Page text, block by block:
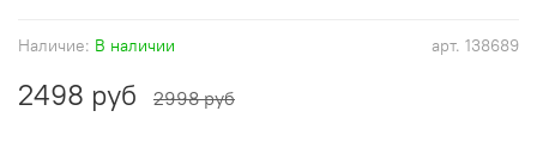
арт. 138689
Наличие: В наличии
2498 руб 2998 руб